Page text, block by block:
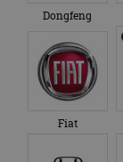
Dongfeng
Fiat